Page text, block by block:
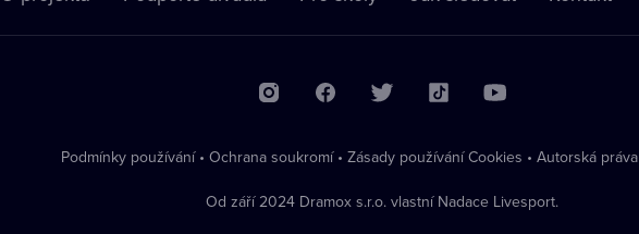
Podmínky používání • Ochrana soukromí • Zásady používání Cookies • Autorská práva
Od září 2024 Dramox s.r.o. vlastní Nadace Livesport.